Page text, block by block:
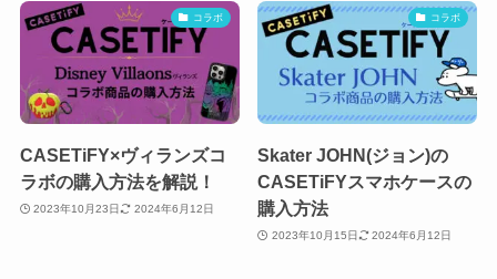
コラボ
CASETiFY×ヴィランズコ
ラボの購入方法を解説！
2023年10月23日 2024年6月12日
コラボ
Skater JOHN(ジョン)の
CASETiFYスマホケースの
購入方法
2023年10月15日 2024年6月12日